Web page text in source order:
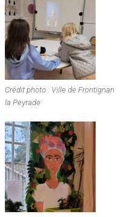
Crédit photo : Ville de Frontignan
la Peyrade